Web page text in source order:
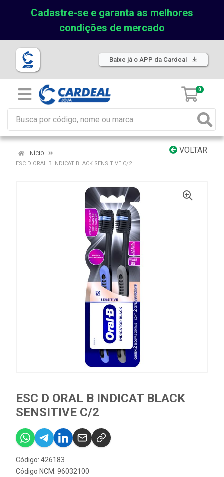
Cadastre-se e garanta as melhores
condições de mercado
Baixe já o APP da Cardeal
0
VOLTAR
INÍCIO
ESC D ORAL B INDICAT BLACK SENSITIVE C/2
ESC D ORAL B INDICAT BLACK
SENSITIVE C/2
Código: 426183
Código NCM: 96032100